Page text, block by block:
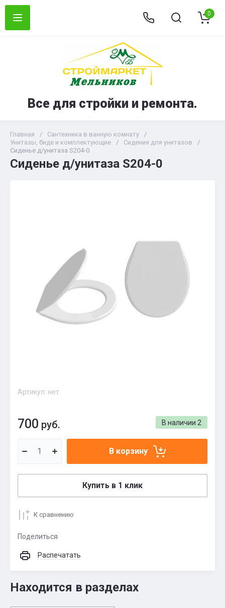
Все для стройки и ремонта.
0
Главная / Сантехника в ванную комнату
/
Унитазы, биде и комплектующие
/ Сидения для унитазов
/
Сиденье д/унитаза S204-0
Сиденье д/унитаза S204-0
Артикул: нет
В наличии 2
700 руб.
В корзину
Купить в 1 клик
К сравнению
Поделиться
Распечатать
Находится в разделах